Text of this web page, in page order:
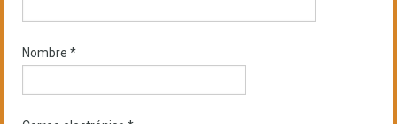
Nombre *